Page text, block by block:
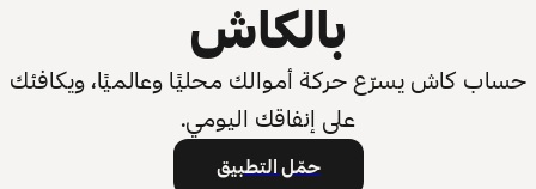
بالكاش
حساب كاش يسرّع حركة أموالك محليًا وعالميًا، ويكافئك
على إنفاقك اليومي.
حمّل التطبيق